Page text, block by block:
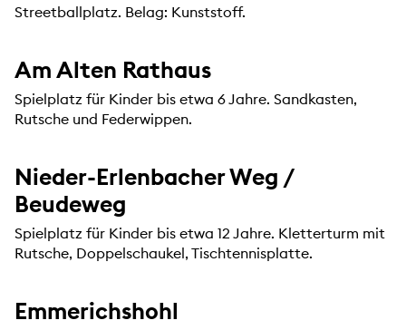
Streetballplatz. Belag: Kunststoff.
Am Alten Rathaus
Spielplatz für Kinder bis etwa 6 Jahre. Sandkasten,
Rutsche und Federwippen.
Nieder-Erlenbacher Weg /
Beudeweg
Spielplatz für Kinder bis etwa 12 Jahre. Kletterturm mit
Rutsche, Doppelschaukel, Tischtennisplatte.
Emmerichshohl